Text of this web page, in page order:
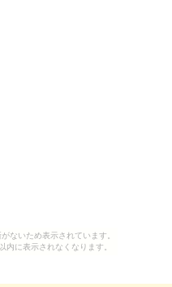
ないため表示されています。
内に表示されなくなります。